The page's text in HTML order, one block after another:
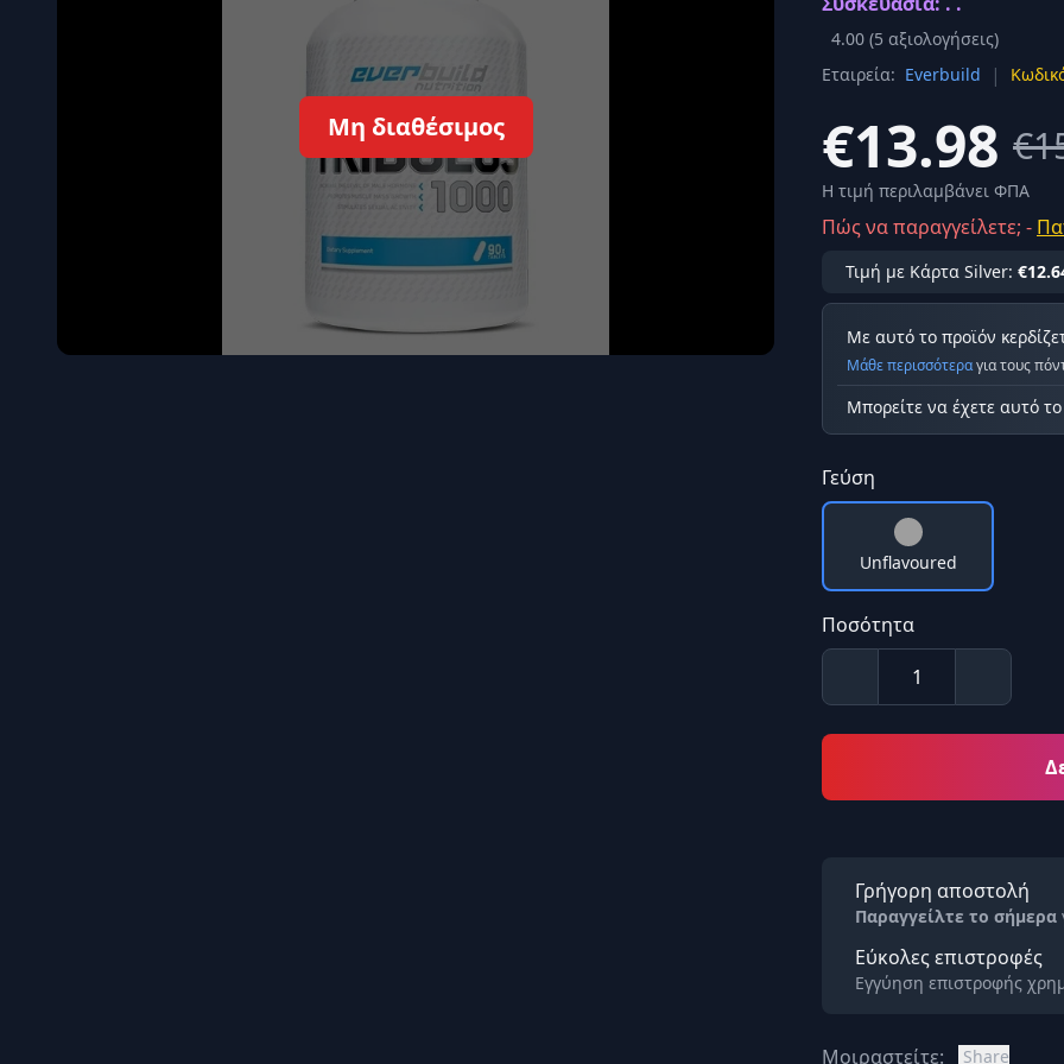
Τεστοστερόνης
Προβολή όλων των αποτελεσμάτων
Μη διαθέσιμος
4.00 (5 αξιολογήσεις)
Εταιρεία: Everbuild |
€13.98
Η τιμή περιλαμβάνει ΦΠΑ
Πώς να παραγγείλετε; -
Τιμή με Κάρτα Silver:
Με αυτό το προϊόν
Μάθε περισσότεραγια τους
Μπορείτε να έχετε αυτό
Γεύση
Unflavoured
Ποσότητα
Γρήγορη αποστολή
Παραγγείλτε το σήμερα
Εύκολες επιστροφές
Εγγύηση επιστροφής
Μοιραστείτε: Share
Σύνδεση
Εγγραφείτε εδώ
Επιστροφή